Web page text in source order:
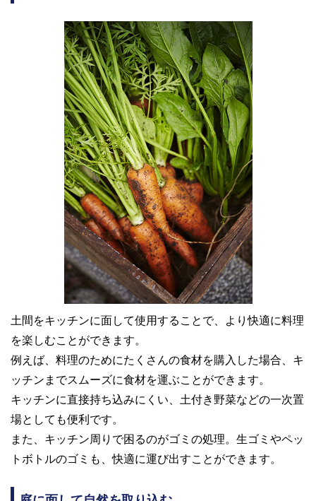
土間をキッチンに面して使用することで、より快適に料理
を楽しむことができます。
例えば、料理のためにたくさんの食材を購入した場合、キ
ッチンまでスムーズに食材を運ぶことができます。
キッチンに直接持ち込みにくい、土付き野菜などの一次置
場としても便利です。
また、キッチン周りで困るのがゴミの処理。生ゴミやペッ
トボトルのゴミも、快適に運び出すことができます。